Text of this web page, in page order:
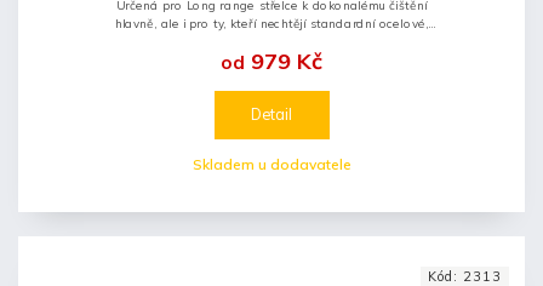
Skladem u dodavatele
od 979 Kč
Detail
Určená pro Long range střelce k dokonalému čištění
hlavně, ale i pro ty, kteří nechtějí standardní ocelové,
Kód: 2313